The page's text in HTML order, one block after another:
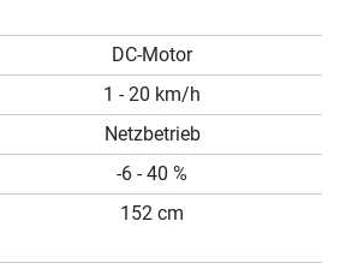
DC-Motor
1 - 20 km/h
Netzbetrieb
-6 - 40 %
152 cm